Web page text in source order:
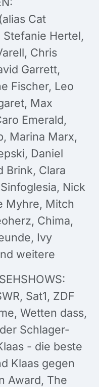
Cat
Stefanie Hertel,
Chris
Garrett,
Fischer, Leo
Max
Emerald,
Marina Marx,
Daniel
Brink, Clara
Nick
Myhre, Mitch
Chima,
Ivy
weitere
Sat1, ZDF
Wetten dass,
Schlager-
- die beste
Klaas gegen
Award, The